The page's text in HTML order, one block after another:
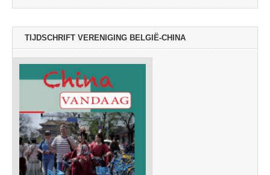
TIJDSCHRIFT VERENIGING BELGIË-CHINA